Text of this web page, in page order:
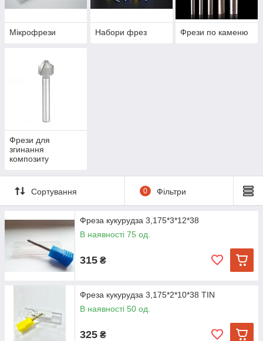
Мікрофрези Набори фрез Фрези по каменю
Фрези для
згинання
композиту
Сортування 0 Фільтри
Фреза кукурудза 3,175*3*12*38
В наявності 75 од.
315 ₴
Фреза кукурудза 3,175*2*10*38 TIN
В наявності 50 од.
325 ₴